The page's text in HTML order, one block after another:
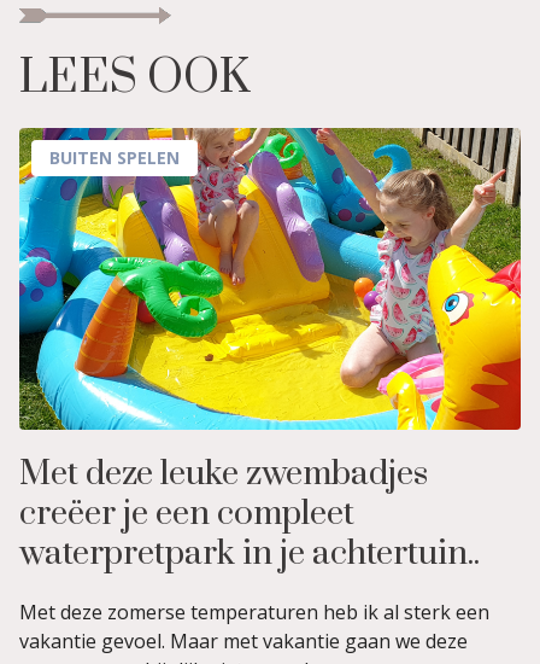
LEES OOK
BUITEN SPELEN
Met deze leuke zwembadjes
creëer je een compleet
waterpretpark in je achtertuin..
Met deze zomerse temperaturen heb ik al sterk een
vakantie gevoel. Maar met vakantie gaan we deze